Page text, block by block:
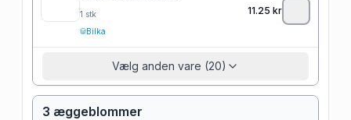
1 stk
Bilka
11.25 kr
Vælg anden vare (20)
3 æggeblommer